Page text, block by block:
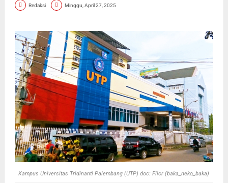
Redaksi Minggu, April 27, 2025
Kampus Universitas Tridinanti Palembang (UTP) doc: Flicr (baka_neko_baka)